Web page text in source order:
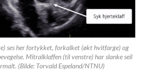
ses her fortykket, forkalket (økt hvitfarge) og
Mitralklaffen (til venstre) har slanke seil
(Bilde: Torvald Espeland/NTNU)